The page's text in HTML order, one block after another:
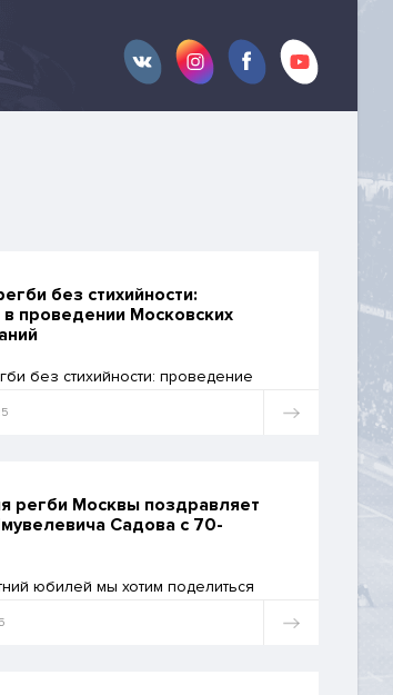
без стихийности:
проведении Московских
без стихийности: проведение
претерпело ряд
регби Москвы поздравляет
Садова с 70-
юбилей мы хотим поделиться
раскрывают характер этого